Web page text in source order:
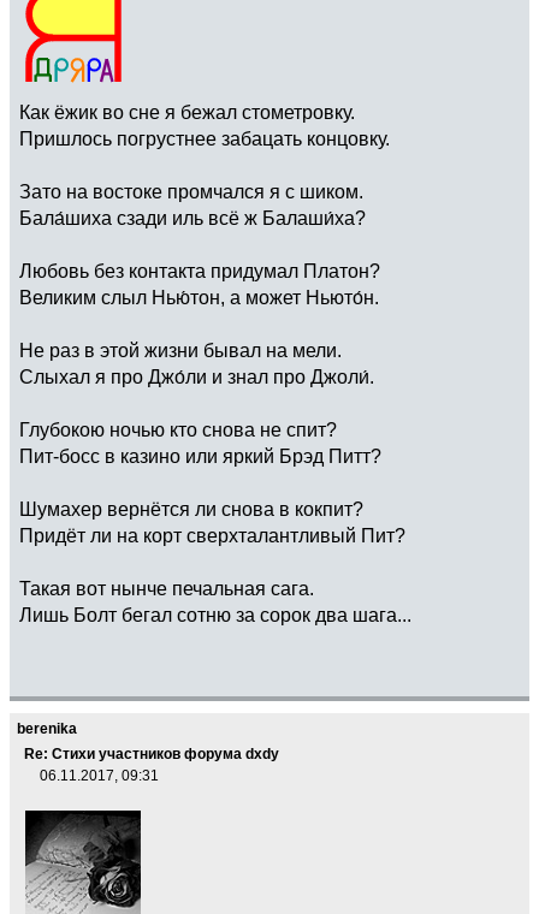
Как ёжик во сне я бежал стометровку.
Пришлось погрустнее забацать концовку.
Зато на востоке промчался я с шиком.
Бала́шиха сзади иль всё ж Балаши́ха?
Любовь без контакта придумал Платон?
Великим слыл Нью́тон, а может Ньюто́н.
Не раз в этой жизни бывал на мели.
Слыхал я про Джо́ли и знал про Джоли́.
Глубокою ночью кто снова не спит?
Пит-босс в казино или яркий Брэд Питт?
Шумахер вернётся ли снова в кокпит?
Придёт ли на корт сверхталантливый Пит?
Такая вот нынче печальная сага.
Лишь Болт бегал сотню за сорок два шага...
berenika
Re: Стихи участников форума dxdy
06.11.2017, 09:31